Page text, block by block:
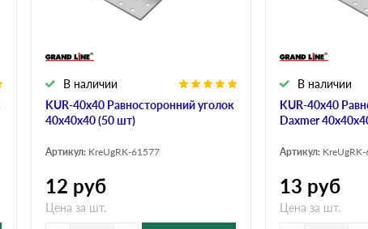
KUR-40х40 Равносторонний уголок
40х40х40 (50 шт)
В наличии
Артикул: KreUgRK-61577
12 руб
Цена за шт.
KUR-40х40
Daxmer
В наличии
Артикул:
13 руб
Цена за шт.